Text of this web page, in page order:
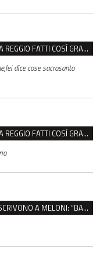
MAXI-RISSA ALLA CANALINA, MASSARI: “A REGGIO FATTI COSÌ GRAVI NON DEVONO TROVARE SPAZIO”
dice cose sacrosanto
MAXI-RISSA ALLA CANALINA, MASSARI: “A REGGIO FATTI COSÌ GRAVI NON DEVONO TROVARE SPAZIO”
LEPORE, 35 SINDACI (TRA CUI MASSARI) SCRIVONO A MELONI: “BASTA ATTACCHI ISTITUZIONALI”